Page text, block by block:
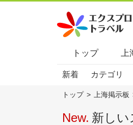
トップ 上
新着 カテゴリ
トップ > 上海掲示板
New. 新しい